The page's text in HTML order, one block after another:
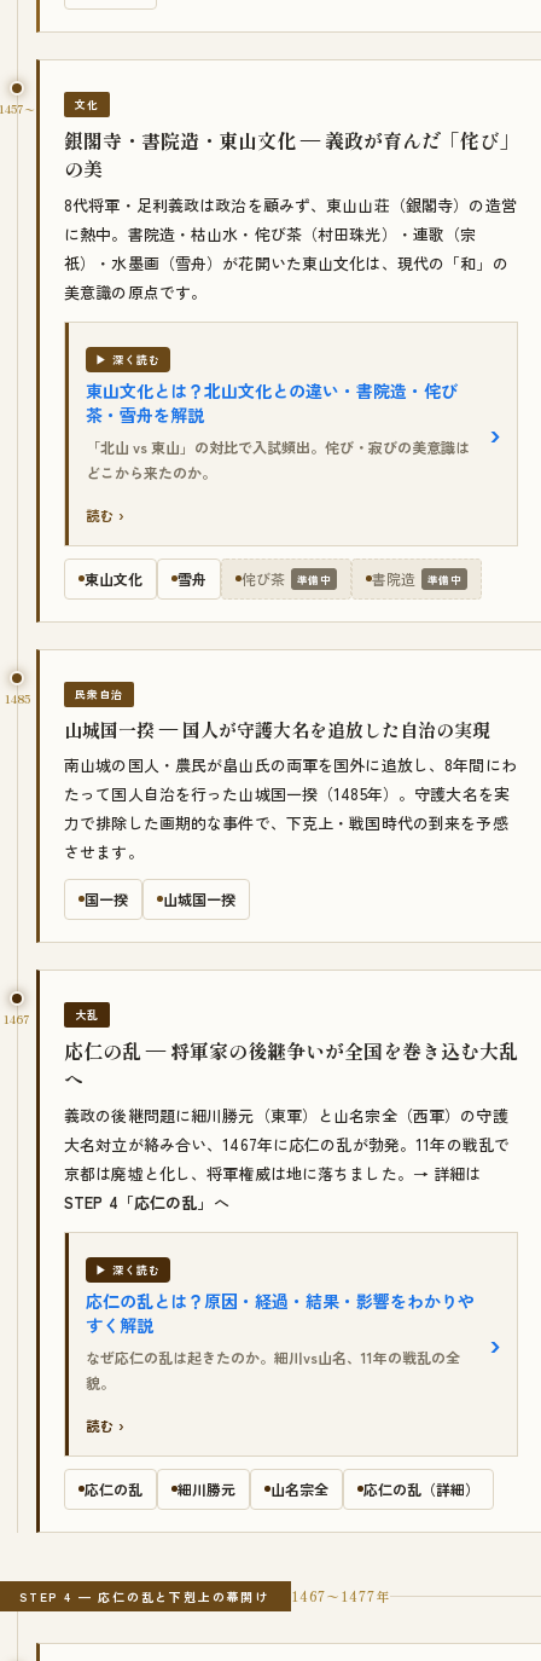
1457〜 文化
銀閣寺・書院造・東山文化 — 義政が育んだ「侘び」
の美
8代将軍・足利義政は政治を顧みず、東山山荘（銀閣寺）の造営
に熱中。書院造・枯山水・侘び茶（村田珠光）・連歌（宗
祇）・水墨画（雪舟）が花開いた東山文化は、現代の「和」の
美意識の原点です。
▶ 深く読む
東山文化とは？北山文化との違い・書院造・侘び
茶・雪舟を解説
「北山 vs 東山」の対比で入試頻出。侘び・寂びの美意識は
どこから来たのか。
読む ›
東山文化 雪舟 侘び茶 準備中 書院造 準備中
1485 民衆自治
山城国一揆 — 国人が守護大名を追放した自治の実現
南山城の国人・農民が畠山氏の両軍を国外に追放し、8年間にわ
たって国人自治を行った山城国一揆（1485年）。守護大名を実
力で排除した画期的な事件で、下克上・戦国時代の到来を予感
させます。
国一揆 山城国一揆
1467 大乱
応仁の乱 — 将軍家の後継争いが全国を巻き込む大乱
へ
義政の後継問題に細川勝元（東軍）と山名宗全（西軍）の守護
大名対立が絡み合い、1467年に応仁の乱が勃発。11年の戦乱で
京都は廃墟と化し、将軍権威は地に落ちました。→ 詳細は
STEP 4「応仁の乱」 へ
▶ 深く読む
応仁の乱とは？原因・経過・結果・影響をわかりや
すく解説
なぜ応仁の乱は起きたのか。細川vs山名、11年の戦乱の全
貌。
読む ›
応仁の乱 細川勝元 山名宗全 応仁の乱（詳細）
STEP 4 — 応仁の乱と下剋上の幕開け 1467〜1477年